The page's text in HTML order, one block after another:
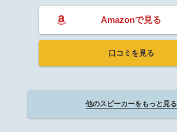
Amazonで見る
口コミを見る
他のスピーカーをもっと見る